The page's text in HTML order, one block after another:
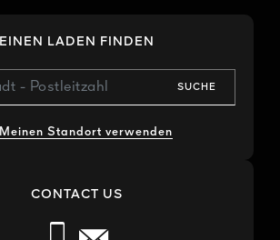
EINEN LADEN FINDEN
SUCHE
Meinen Standort verwenden
CONTACT US